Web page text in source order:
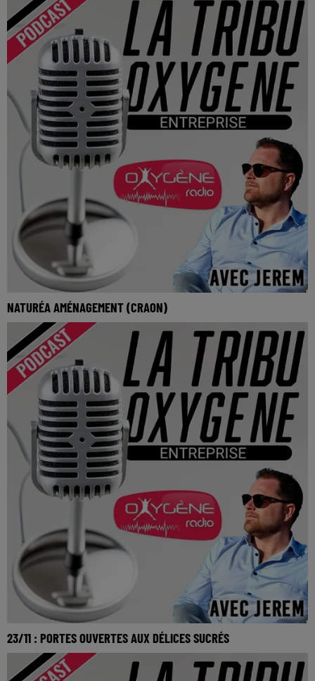
NATURÉA AMÉNAGEMENT (CRAON)
La Tribu Oxygène By Jerem
23/11 : PORTES OUVERTES AUX DÉLICES SUCRÉS
La Tribu Oxygène By Jerem